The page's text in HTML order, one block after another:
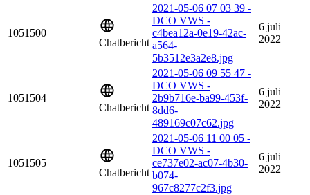
1051500
Chatbericht
2021-05-06 07 03 39 -
DCO VWS -
c4bea12a-0e19-42ac-
a564-
5b3512e3a2e8.jpg
6 juli
2022
1051504
Chatbericht
2021-05-06 09 55 47 -
DCO VWS -
2b9b716e-ba99-453f-
8dd6-
489169c07c62.jpg
6 juli
2022
1051505
Chatbericht
2021-05-06 11 00 05 -
DCO VWS -
ce737e02-ac07-4b30-
b074-
967c8277c2f3.jpg
6 juli
2022